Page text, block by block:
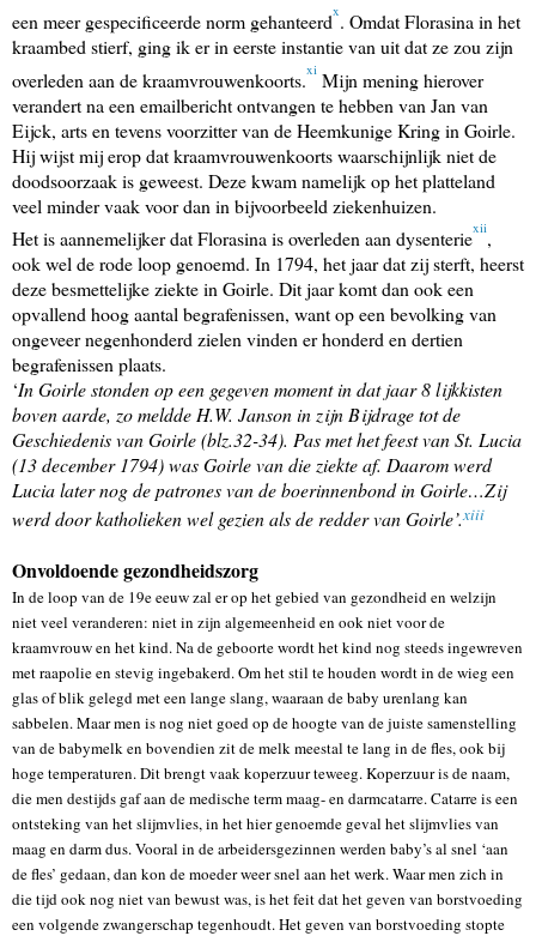
een meer gespecificeerde norm gehanteerdx. Omdat Florasina in het
kraambed stierf, ging ik er in eerste instantie van uit dat ze zou zijn
overleden aan de kraamvrouwenkoorts.xi Mijn mening hierover
verandert na een emailbericht ontvangen te hebben van Jan van
Eijck, arts en tevens voorzitter van de Heemkunige Kring in Goirle.
Hij wijst mij erop dat kraamvrouwenkoorts waarschijnlijk niet de
doodsoorzaak is geweest. Deze kwam namelijk op het platteland
veel minder vaak voor dan in bijvoorbeeld ziekenhuizen.
Het is aannemelijker dat Florasina is overleden aan dysenteriexii,
ook wel de rode loop genoemd. In 1794, het jaar dat zij sterft, heerst
deze besmettelijke ziekte in Goirle. Dit jaar komt dan ook een
opvallend hoog aantal begrafenissen, want op een bevolking van
ongeveer negenhonderd zielen vinden er honderd en dertien
begrafenissen plaats.
‘In Goirle stonden op een gegeven moment in dat jaar 8 lijkkisten
boven aarde, zo meldde H.W. Janson in zijn Bijdrage tot de
Geschiedenis van Goirle (blz.32-34). Pas met het feest van St. Lucia
(13 december 1794) was Goirle van die ziekte af. Daarom werd
Lucia later nog de patrones van de boerinnenbond in Goirle…Zij
werd door katholieken wel gezien als de redder van Goirle’.xiii
Onvoldoende gezondheidszorg
In de loop van de 19e eeuw zal er op het gebied van gezondheid en welzijn
niet veel veranderen: niet in zijn algemeenheid en ook niet voor de
kraamvrouw en het kind. Na de geboorte wordt het kind nog steeds ingewreven
met raapolie en stevig ingebakerd. Om het stil te houden wordt in de wieg een
glas of blik gelegd met een lange slang, waaraan de baby urenlang kan
sabbelen. Maar men is nog niet goed op de hoogte van de juiste samenstelling
van de babymelk en bovendien zit de melk meestal te lang in de fles, ook bij
hoge temperaturen. Dit brengt vaak koperzuur teweeg. Koperzuur is de naam,
die men destijds gaf aan de medische term maag- en darmcatarre. Catarre is een
ontsteking van het slijmvlies, in het hier genoemde geval het slijmvlies van
maag en darm dus. Vooral in de arbeidersgezinnen werden baby’s al snel ‘aan
de fles’ gedaan, dan kon de moeder weer snel aan het werk. Waar men zich in
die tijd ook nog niet van bewust was, is het feit dat het geven van borstvoeding
een volgende zwangerschap tegenhoudt. Het geven van borstvoeding stopte